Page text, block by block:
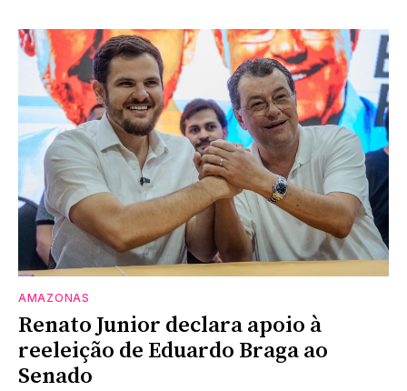
AMAZONAS
Renato Junior declara apoio à
reeleição de Eduardo Braga ao
Senado